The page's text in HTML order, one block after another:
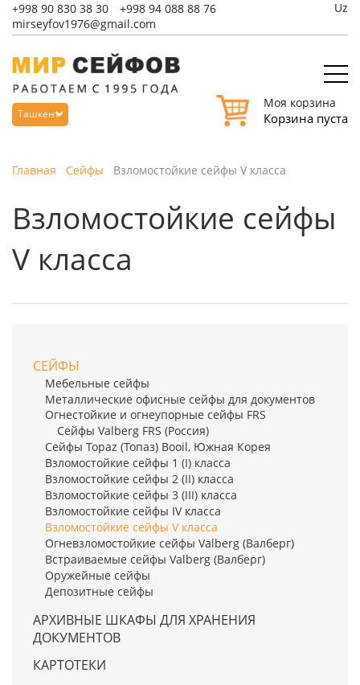
+998 90 830 38 30 +998 94 088 88 76
mirseyfov1976@gmail.com
Uz
Ташкент
Моя корзина
Корзина пуста
Главная Сейфы Взломостойкие сейфы V класса
Взломостойкие сейфы
V класса
СЕЙФЫ
Мебельные сейфы
Металлические офисные сейфы для документов
Огнестойкие и огнеупорные сейфы FRS
Сейфы Valberg FRS (Россия)
Сейфы Topaz (Топаз) Booil, Южная Корея
Взломостойкие сейфы 1 (I) класса
Взломостойкие сейфы 2 (II) класса
Взломостойкие сейфы 3 (III) класса
Взломостойкие сейфы IV класса
Взломостойкие сейфы V класса
Огневзломостойкие сейфы Valberg (Валберг)
Встраиваемые сейфы Valberg (Валберг)
Оружейные сейфы
Депозитные сейфы
АРХИВНЫЕ ШКАФЫ ДЛЯ ХРАНЕНИЯ
ДОКУМЕНТОВ
КАРТОТЕКИ